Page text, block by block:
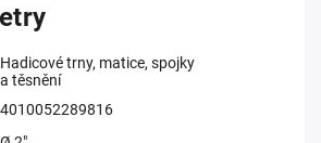
Hadicové trny, matice, spojky
a těsnění
4010052289816